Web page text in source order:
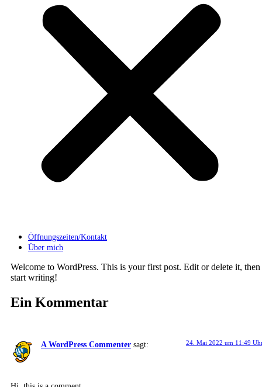
Öffnungszeiten/Kontakt
Über mich
Welcome to WordPress. This is your first post. Edit or delete it, then
start writing!
Ein Kommentar
A WordPress Commenter sagt: 24. Mai 2022 um 11:49